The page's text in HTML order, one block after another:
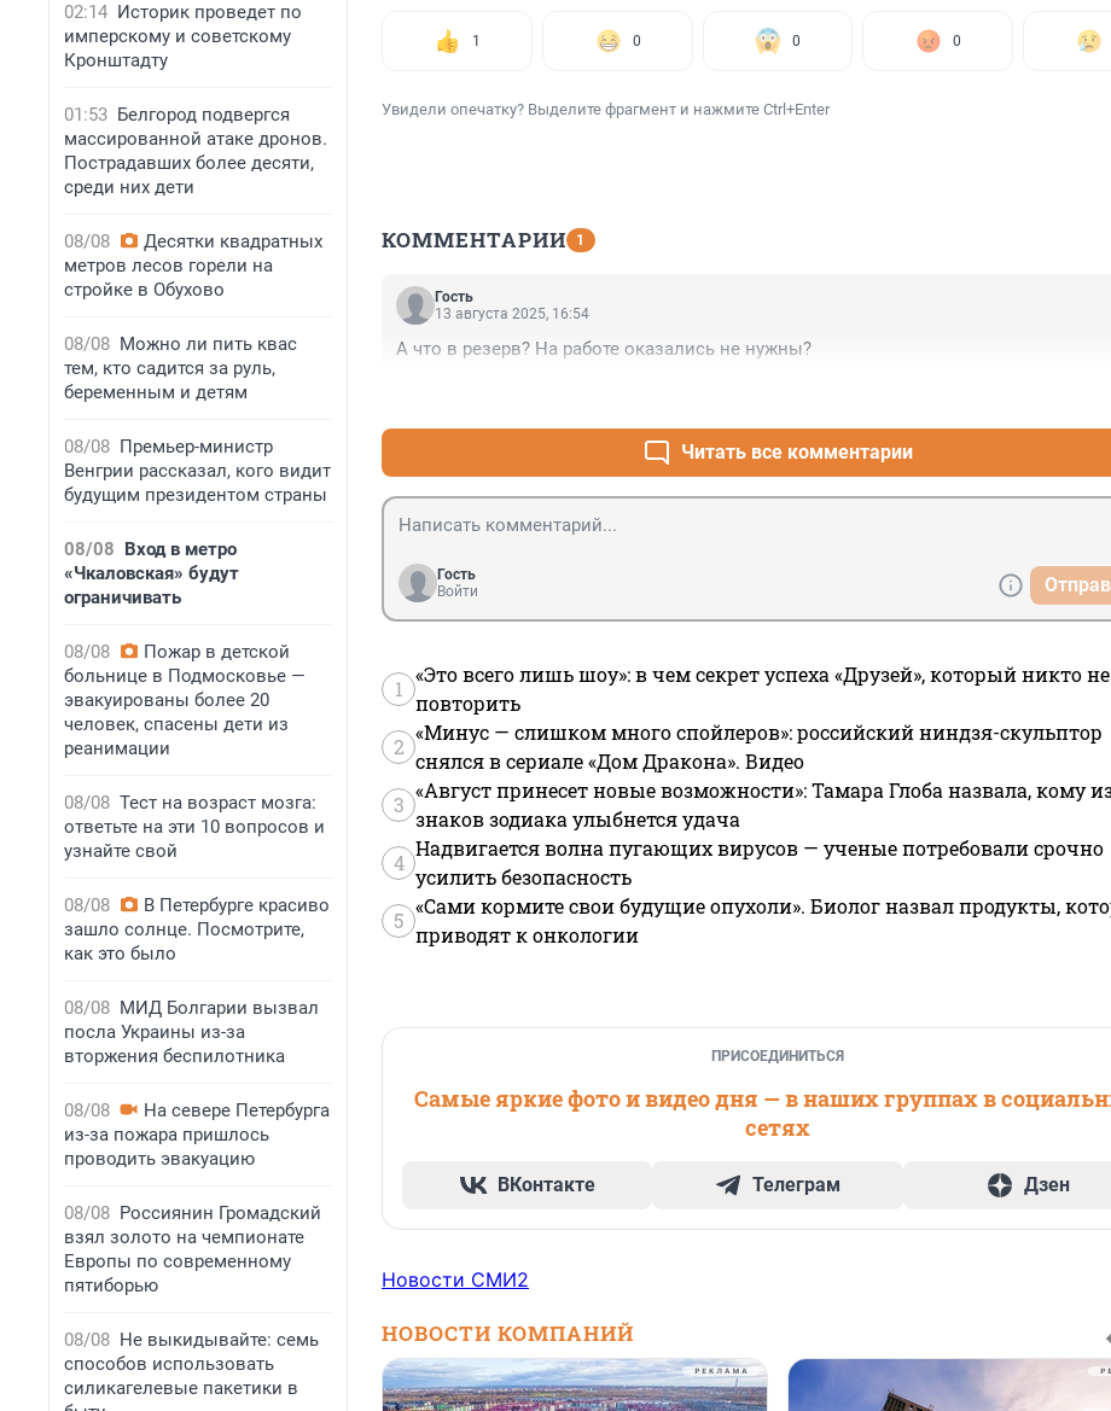
02:14 Историк проведет по
имперскому и советскому
Кронштадту
01:53 Белгород подвергся
массированной атаке дронов.
Пострадавших более десяти,
среди них дети
08/08
Десятки квадратных
метров лесов горели на
стройке в Обухово
08/08 Можно ли пить квас
тем, кто садится за руль,
беременным и детям
08/08 Премьер-министр
Венгрии рассказал, кого видит
будущим президентом страны
08/08 Вход в метро
«Чкаловская» будут
ограничивать
08/08
Пожар в детской
больнице в Подмосковье —
эвакуированы более 20
человек, спасены дети из
реанимации
08/08 Тест на возраст мозга:
ответьте на эти 10 вопросов и
узнайте свой
08/08
В Петербурге красиво
зашло солнце. Посмотрите,
как это было
08/08 МИД Болгарии вызвал
посла Украины из-за
вторжения беспилотника
08/08
На севере Петербурга
из-за пожара пришлось
проводить эвакуацию
08/08 Россиянин Громадский
взял золото на чемпионате
Европы по современному
пятиборью
08/08 Не выкидывайте: семь
способов использовать
силикагелевые пакетики в
1 0 0 0
Увидели опечатку? Выделите фрагмент и нажмите Ctrl+Enter
КОММЕНТАРИИ 1
Гость
13 августа 2025, 16:54
А что в резерв? На работе оказались не нужны?
Читать все комментарии
Гость
Войти
1
«Это всего лишь шоу»: в чем секрет успеха «Друзей», который никто
повторить
2
«Минус — слишком много спойлеров»: российский ниндзя-скульптор
снялся в сериале «Дом Дракона». Видео
3
«Август принесет новые возможности»: Тамара Глоба назвала, кому
знаков зодиака улыбнется удача
4
Надвигается волна пугающих вирусов — ученые потребовали срочно
усилить безопасность
5
«Сами кормите свои будущие опухоли». Биолог назвал продукты,
приводят к онкологии
ПРИСОЕДИНИТЬСЯ
Самые яркие фото и видео дня — в наших группах в
сетях
ВКонтакте Телеграм Дзен
Новости СМИ2
НОВОСТИ КОМПАНИЙ